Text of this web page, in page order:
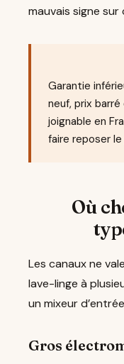
mauvais signe
Garantie
neuf, prix
joignable en
faire reposer
Où
Les canaux ne
lave-linge à
un mixeur
Gros